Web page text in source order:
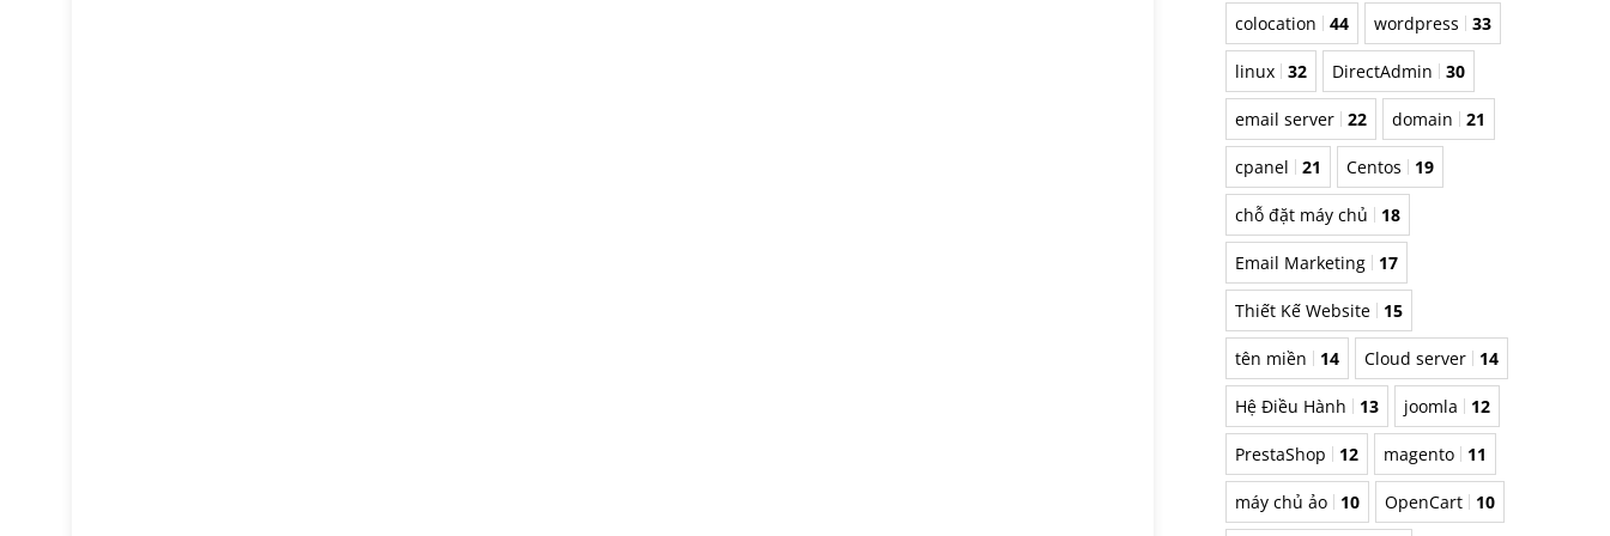
colocation 44 wordpress 33
linux 32 DirectAdmin 30
email server 22 domain 21
cpanel 21 Centos 19
chỗ đặt máy chủ 18
Email Marketing 17
Thiết Kế Website 15
tên miền 14 Cloud server 14
Hệ Điều Hành 13 joomla 12
PrestaShop 12 magento 11
máy chủ ảo 10 OpenCart 10